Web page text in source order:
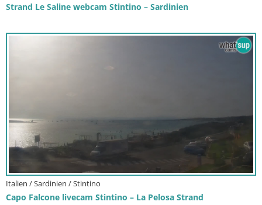
Strand Le Saline webcam Stintino – Sardinien
Italien / Sardinien / Stintino
Capo Falcone livecam Stintino – La Pelosa Strand